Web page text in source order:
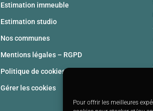
Pour offrir les meilleures
Estimation immeuble
Estimation studio
Nos communes
Mentions légales – RGPD
Politique de cookies (UE)
Gérer les cookies